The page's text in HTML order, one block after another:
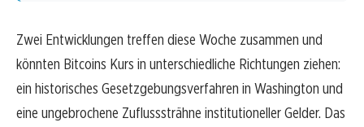
Zwei Entwicklungen treffen diese Woche zusammen und
könnten Bitcoins Kurs in unterschiedliche Richtungen ziehen:
ein historisches Gesetzgebungsverfahren in Washington und
eine ungebrochene Zuflusssträhne institutioneller Gelder. Das